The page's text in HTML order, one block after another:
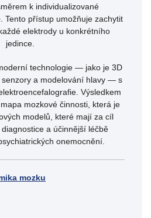
k individualizované
Tento přístup umožňuje zachytit
elektrody u konkrétního
jedince.
technologie — jako je 3D
a modelování hlavy — s
Výsledkem
mozkové činnosti, která je
modelů, které mají za cíl
a účinnější léčbě
onemocnění.
mozku